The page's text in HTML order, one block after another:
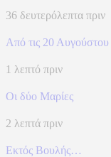
36 δευτερόλεπτα πριν
Από τις 20 Αυγούστου
1 λεπτό πριν
Οι δύο Μαρίες
2 λεπτά πριν
Εκτός Βουλής…